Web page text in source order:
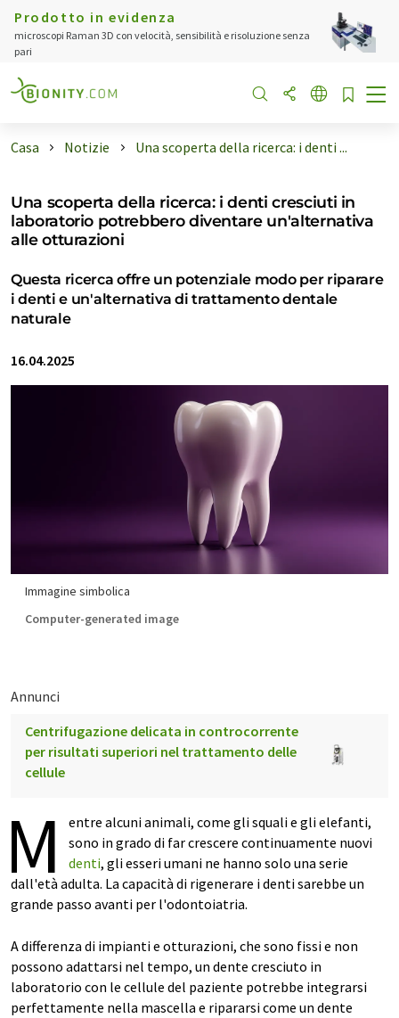
Prodotto in evidenza
microscopi Raman 3D con velocità, sensibilità e risoluzione senza
pari
Casa Notizie Una scoperta della ricerca: i denti ...
Una scoperta della ricerca: i denti cresciuti in
laboratorio potrebbero diventare un'alternativa
alle otturazioni
Questa ricerca offre un potenziale modo per riparare
i denti e un'alternativa di trattamento dentale
naturale
16.04.2025
Immagine simbolica
Computer-generated image
Annunci
Centrifugazione delicata in controcorrente
per risultati superiori nel trattamento delle
cellule
M
entre alcuni animali, come gli squali e gli elefanti,
sono in grado di far crescere continuamente nuovi
denti, gli esseri umani ne hanno solo una serie
dall'età adulta. La capacità di rigenerare i denti sarebbe un
grande passo avanti per l'odontoiatria.
A differenza di impianti e otturazioni, che sono fissi e non
possono adattarsi nel tempo, un dente cresciuto in
laboratorio con le cellule del paziente potrebbe integrarsi
perfettamente nella mascella e ripararsi come un dente